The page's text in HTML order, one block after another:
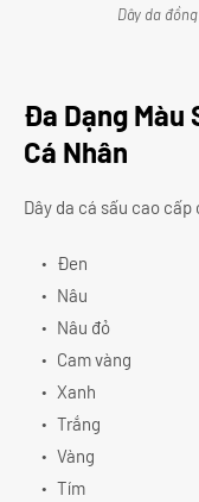
Dây da
Đa Dạng Màu
Cá Nhân
Dây da cá sấu cao
Đen
Nâu
Nâu đỏ
Cam vàng
Xanh
Trắng
Vàng
Tím